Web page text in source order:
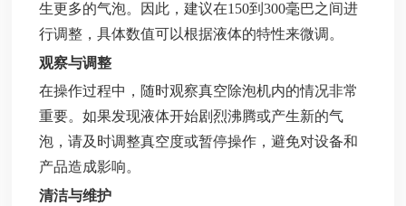
生更多的气泡。因此，建议在150到300毫巴之间进
行调整，具体数值可以根据液体的特性来微调。
观察与调整
在操作过程中，随时观察真空除泡机内的情况非常
重要。如果发现液体开始剧烈沸腾或产生新的气
泡，请及时调整真空度或暂停操作，避免对设备和
产品造成影响。
清洁与维护